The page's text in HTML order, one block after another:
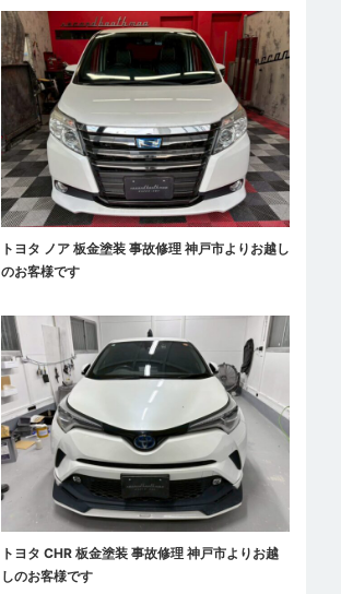
トヨタ ノア 板金塗装 事故修理 神戸市よりお越し
のお客様です
トヨタ CHR 板金塗装 事故修理 神戸市よりお越
しのお客様です